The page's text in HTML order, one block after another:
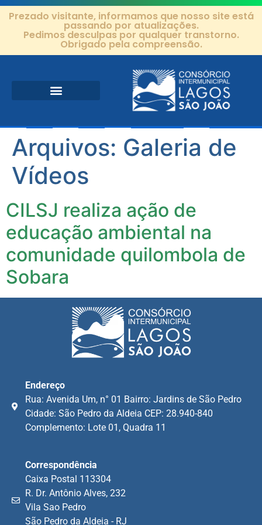
Prezado visitante, informamos que nosso site está
passando por atualizações.
Pedimos desculpas por qualquer transtorno.
Obrigado pela compreensão.
Arquivos: Galeria de
Vídeos
CILSJ realiza ação de
educação ambiental na
comunidade quilombola de
Sobara
Endereço
Rua: Avenida Um, n° 01 Bairro: Jardins de São Pedro
Cidade: São Pedro da Aldeia CEP: 28.940-840
Complemento: Lote 01, Quadra 11
Correspondência
Caixa Postal 113304
R. Dr. Antônio Alves, 232
Vila Sao Pedro
São Pedro da Aldeia - RJ